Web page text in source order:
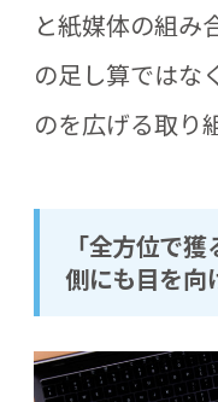
と紙媒体の組み
の足し算ではな
のを広げる取り
「全方位で
側にも目を向